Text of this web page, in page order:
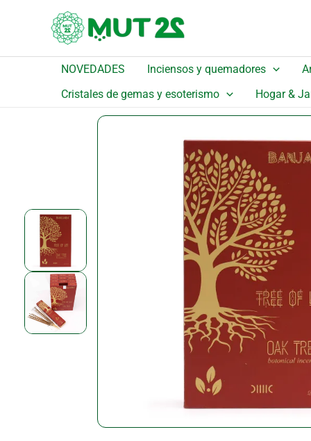
NOVEDADES Inciensos y quemadores
Cristales de gemas y esoterismo
Hogar &